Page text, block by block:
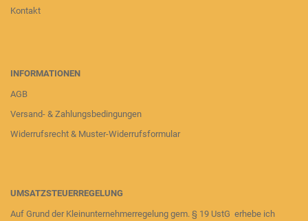
Kontakt
INFORMATIONEN
AGB
Versand- & Zahlungsbedingungen
Widerrufsrecht & Muster-Widerrufsformular
UMSATZSTEUERREGELUNG
Auf Grund der Kleinunternehmerregelung gem. § 19 UstG erhebe ich